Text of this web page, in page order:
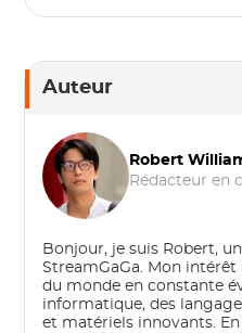
Auteur
Robert
Rédacteur en
Bonjour, je suis Robert,
StreamGaGa. Mon
du monde en constante
informatique, des
et matériels innovants.